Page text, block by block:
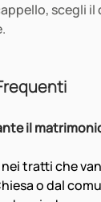
scegli
il
tratti che
o dal